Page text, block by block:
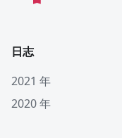
日志
2021 年
2020 年